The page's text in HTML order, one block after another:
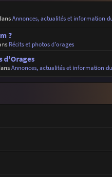
Annonces, actualités et information
?
Récits et photos d'orages
d'Orages
Annonces, actualités et information